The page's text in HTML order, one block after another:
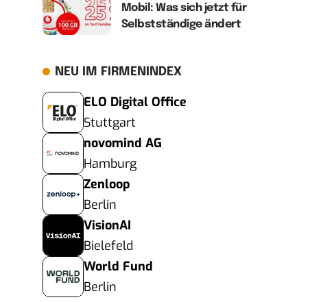
Mobil: Was sich jetzt für
Selbstständige ändert
NEU IM FIRMENINDEX
ELO Digital Office
Stuttgart
novomind AG
Hamburg
Zenloop
Berlin
VisionAI
Bielefeld
World Fund
Berlin